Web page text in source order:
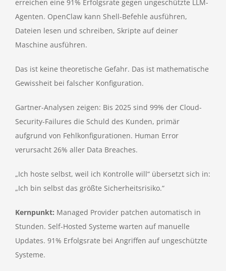
erreichen eine 91% Erfolgsrate gegen ungeschützte LLM-
Agenten. OpenClaw kann Shell-Befehle ausführen,
Dateien lesen und schreiben, Skripte auf deiner
Maschine ausführen.
Das ist keine theoretische Gefahr. Das ist mathematische
Gewissheit bei falscher Konfiguration.
Gartner-Analysen zeigen: Bis 2025 sind 99% der Cloud-
Security-Failures die Schuld des Kunden, primär
aufgrund von Fehlkonfigurationen. Human Error
verursacht 26% aller Data Breaches.
„Ich hoste selbst, weil ich Kontrolle will“ übersetzt sich in:
„Ich bin selbst das größte Sicherheitsrisiko.“
Kernpunkt: Managed Provider patchen automatisch in
Stunden. Self-Hosted Systeme warten auf manuelle
Updates. 91% Erfolgsrate bei Angriffen auf ungeschützte
Systeme.